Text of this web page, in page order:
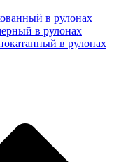
в рулонах
в рулонах
в рулонах